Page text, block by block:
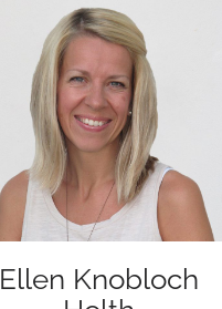
Ellen Knobloch